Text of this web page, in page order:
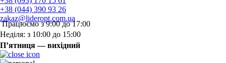
+38 (044) 390 93 26
zakaz@lideropt.com.ua
Працюємо з 9:00 до 17:00
Неділя: з 10:00 до 15:00
П’ятниця — вихідний